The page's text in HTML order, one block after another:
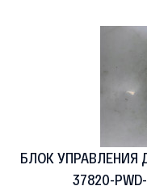
БЛОК УПРАВЛЕНИЯ
37820-